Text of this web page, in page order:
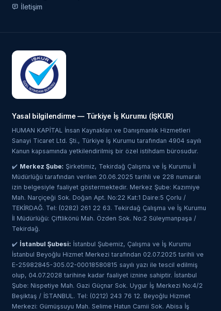
İletişim
Yasal bilgilendirme — Türkiye İş Kurumu (İŞKUR)
HUMAN KAPİTAL İnsan Kaynakları ve Danışmanlık Hizmetleri
Sanayi Ticaret Ltd. Şti., Türkiye İş Kurumu tarafından 4904 sayılı
Kanun kapsamında yetkilendirilmiş bir özel istihdam bürosudur.
✔️ Merkez Şube: Şirketimiz, Tekirdağ Çalışma ve İş Kurumu İl
Müdürlüğü tarafından verilen 20.06.2025 tarihli ve 228 numaralı
izin belgesiyle faaliyet göstermektedir. Merkez Şube: Kazımiye
Mah. Narçiçeği Sok. Doğan Apt. No:22 Kat:1 Daire:5 Çorlu /
TEKİRDAĞ. Tel: (0282) 261 22 63. Tekirdağ Çalışma ve İş Kurumu
İl Müdürlüğü: Çiftlikönü Mah. Özden Sok. No:2 Süleymanpaşa /
Tekirdağ.
✔️ İstanbul Şubesi: İstanbul Şubemiz, Çalışma ve İş Kurumu
İstanbul Beyoğlu Hizmet Merkezi tarafından 02.07.2025 tarihli ve
E-25982845-305.02-00018580815 sayılı yazı ile tescil edilmiş
olup, 04.07.2028 tarihine kadar faaliyet iznine sahiptir. İstanbul
Şube: Nispetiye Mah. Gazi Güçnar Sok. Uygur İş Merkezi No:4/2
Beşiktaş / İSTANBUL. Tel: (0212) 243 76 12. Beyoğlu Hizmet
Merkezi: Gümüşsuyu Mah. Selime Hatun Camii Sok. Abisa İş